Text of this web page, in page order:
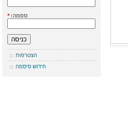
ססמה:*
הצטרפות
חידוש סיסמה